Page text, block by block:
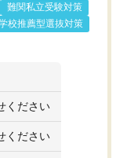
難関私立受験対策
校推薦型選抜対策
ください
ください